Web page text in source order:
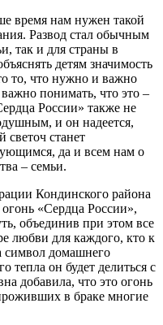
время нам нужен такой
Развод стал обычным
так и для страны в
детям значимость
то, что нужно и важно
понимать, что это –
России» также не
и он надеется,
светоч станет
да и всем нам о
– семьи.
Кондинского района
«Сердца России»,
объединив при этом все
любви для каждого, кто к
символ домашнего
тепла он будет делиться с
добавила, что это огонь
в браке многие